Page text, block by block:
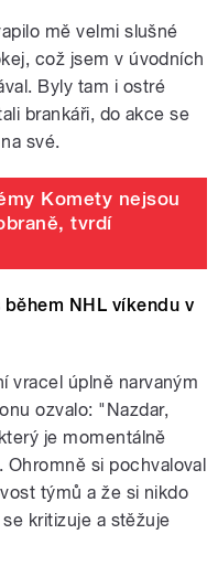
mě velmi slušné
což jsem v úvodních
Byly tam i ostré
brankáři, do akce se
své.
Komety nejsou
tvrdí
NHL víkendu v
vracel úplně narvaným
ozvalo: "Nazdar,
je momentálně
si pochvaloval
týmů a že si nikdo
kritizuje a stěžuje